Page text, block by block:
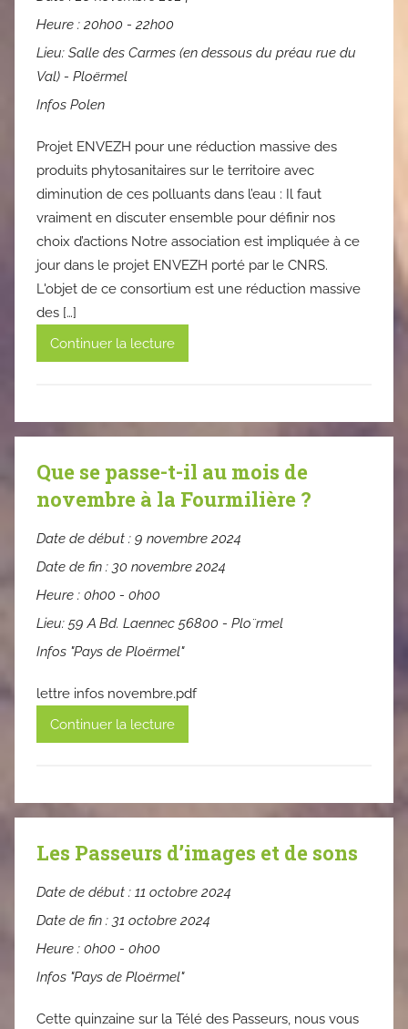
Heure :20h00 - 22h00
Lieu: Salle des Carmes (en dessous du préau rue du
Val) - Ploërmel
Infos Polen
Projet ENVEZH pour une réduction massive des
produits phytosanitaires sur le territoire avec
diminution de ces polluants dans l’eau : Il faut
vraiment en discuter ensemble pour définir nos
choix d’actions Notre association est impliquée à ce
jour dans le projet ENVEZH porté par le CNRS.
L'objet de ce consortium est une réduction massive
des […]
Continuer la lecture
Que se passe-t-il au mois de
novembre à la Fourmilière ?
Date de début : 9 novembre 2024
Date de fin : 30 novembre 2024
Heure : 0h00 - 0h00
Lieu: 59 A Bd. Laennec 56800 - Plo¨rmel
Infos "Pays de Ploërmel"
lettre infos novembre.pdf
Continuer la lecture
Les Passeurs d’images et de sons
Date de début : 11 octobre 2024
Date de fin : 31 octobre 2024
Heure : 0h00 - 0h00
Infos "Pays de Ploërmel"
Cette quinzaine sur la Télé des Passeurs, nous vous